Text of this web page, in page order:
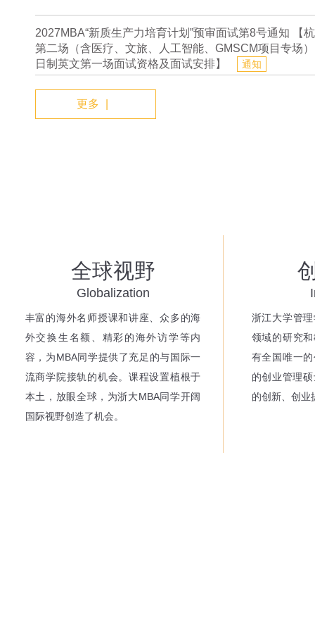
2027MBA“新质生产力培育计划”预审面试第8号通知 【
第二场（含医疗、文旅、人工智能、GMSCM项目专场
日制英文第一场面试资格及面试安排】
通知
更多
全球视野
Globalization
丰富的海外名师授课和讲座、众多的海
外交换生名额、精彩的海外访学等内
容，为MBA同学提供了充足的与国际一
流商学院接轨的机会。课程设置植根于
本土，放眼全球，为浙大MBA同学开阔
国际视野创造了机会。
浙江大学管
领域的研究
有全国唯一
的创业管理
的创新、创业